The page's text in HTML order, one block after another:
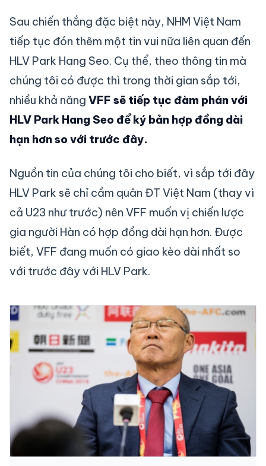
Sau chiến thắng đặc biệt này, NHM Việt Nam
tiếp tục đón thêm một tin vui nữa liên quan đến
HLV Park Hang Seo. Cụ thể, theo thông tin mà
chúng tôi có được thì trong thời gian sắp tới,
nhiều khả năng VFF sẽ tiếp tục đàm phán với
HLV Park Hang Seo để ký bản hợp đồng dài
hạn hơn so với trước đây.
Nguồn tin của chúng tôi cho biết, vì sắp tới đây
HLV Park sẽ chỉ cầm quân ĐT Việt Nam (thay vì
cả U23 như trước) nên VFF muốn vị chiến lược
gia người Hàn có hợp đồng dài hạn hơn. Được
biết, VFF đang muốn có giao kèo dài nhất so
với trước đây với HLV Park.